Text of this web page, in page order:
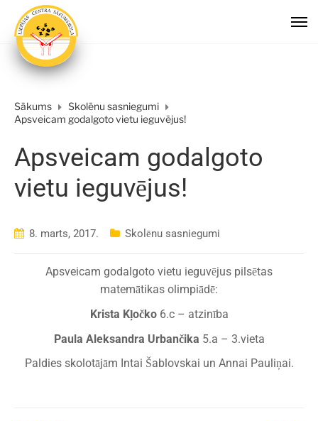
Sākums
Skolēnu sasniegumi
Apsveicam godalgoto vietu ieguvējus!
Apsveicam godalgoto
vietu ieguvējus!
8. marts, 2017. Skolēnu sasniegumi
Apsveicam godalgoto vietu ieguvējus pilsētas
matemātikas olimpiādē:
Krista Kļočko6.c – atzinība
Paula Aleksandra Urbančika 5.a – 3.vieta
Paldies skolotājām Intai Šablovskai un Annai Pauliņai.